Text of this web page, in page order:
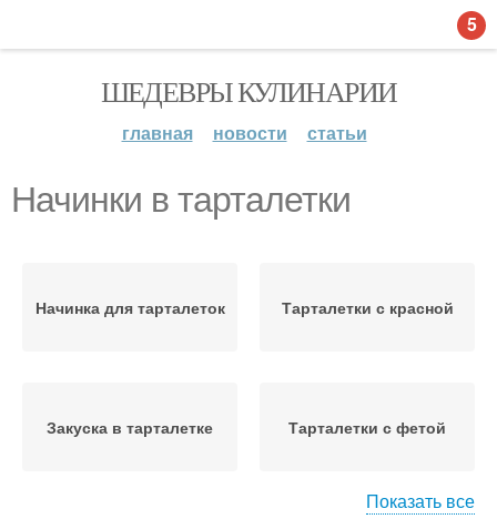
ШЕДЕВРЫ КУЛИНАРИИ
главная новости статьи
Начинки в тарталетки
Начинка для тарталеток Тарталетки с красной
Закуска в тарталетке Тарталетки с фетой
Показать все
5